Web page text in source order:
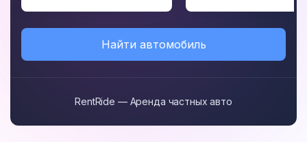
Найти автомобиль
RentRide — Аренда частных авто